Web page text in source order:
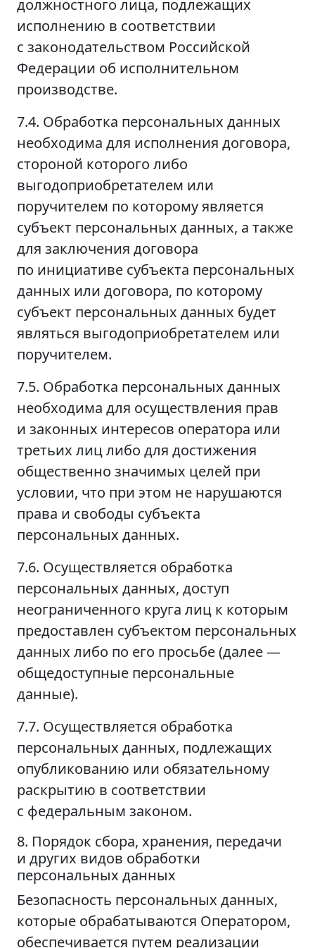
должностного лица, подлежащих
исполнению в соответствии
с законодательством Российской
Федерации об исполнительном
производстве.
7.4. Обработка персональных данных
необходима для исполнения договора,
стороной которого либо
выгодоприобретателем или
поручителем по которому является
субъект персональных данных, а также
для заключения договора
по инициативе субъекта персональных
данных или договора, по которому
субъект персональных данных будет
являться выгодоприобретателем или
поручителем.
7.5. Обработка персональных данных
необходима для осуществления прав
и законных интересов оператора или
третьих лиц либо для достижения
общественно значимых целей при
условии, что при этом не нарушаются
права и свободы субъекта
персональных данных.
7.6. Осуществляется обработка
персональных данных, доступ
неограниченного круга лиц к которым
предоставлен субъектом персональных
данных либо по его просьбе (далее —
общедоступные персональные
данные).
7.7. Осуществляется обработка
персональных данных, подлежащих
опубликованию или обязательному
раскрытию в соответствии
с федеральным законом.
8. Порядок сбора, хранения, передачи
и других видов обработки
персональных данных
Безопасность персональных данных,
которые обрабатываются Оператором,
обеспечивается путем реализации